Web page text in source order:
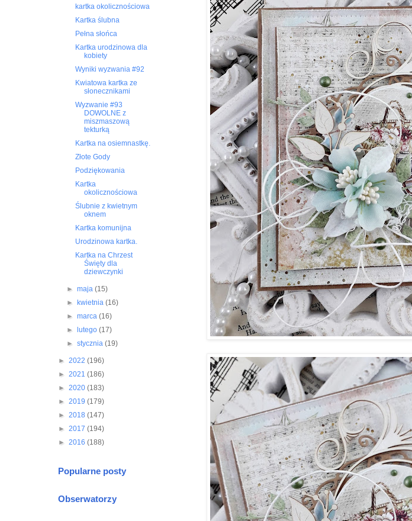
kartka okolicznościowa
Kartka ślubna
Pełna słońca
Kartka urodzinowa dla
kobiety
Wyniki wyzwania #92
Kwiatowa kartka ze
słonecznikami
Wyzwanie #93
DOWOLNE z
miszmaszową
tekturką
Kartka na osiemnastkę.
Złote Gody
Podziękowania
Kartka
okolicznościowa
Ślubnie z kwietnym
oknem
Kartka komunijna
Urodzinowa kartka.
Kartka na Chrzest
Święty dla
dziewczynki
► maja (15)
►
kwietnia (16)
► marca (16)
►
lutego (17)
► stycznia (19)
► 2022 (196)
► 2021 (186)
► 2020 (183)
► 2019 (179)
► 2018 (147)
► 2017 (194)
► 2016 (188)
Popularne posty
Obserwatorzy